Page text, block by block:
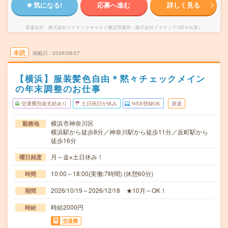
気になる! 応募へ進む 詳しく見る
派遣会社 株式会社メイテックキャスト横浜営業所（株式会社メイテック100％出資）
未読 掲載日 2026/08/07
【横浜】服装髪色自由＊黙々チェックメイン
の年末調整のお仕事
交通費別途支給あり 土日祝日が休み WEB登録OK 派遣
勤務地
横浜市神奈川区
横浜駅から徒歩8分／神奈川駅から徒歩11分／反町駅から
徒歩16分
曜日頻度 月～金※土日休み！
時間 10:00～18:00(実働:7時間) (休憩60分)
期間 2026/10/19～2026/12/18 ★10月～OK！
時給 時給2000円
交通費